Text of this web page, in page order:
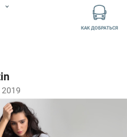
КАК ДОБРАТЬСЯ
2019